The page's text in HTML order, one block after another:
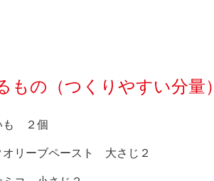
もの（つくりやすい分量）
も ２個
オリーブペースト 大さじ２